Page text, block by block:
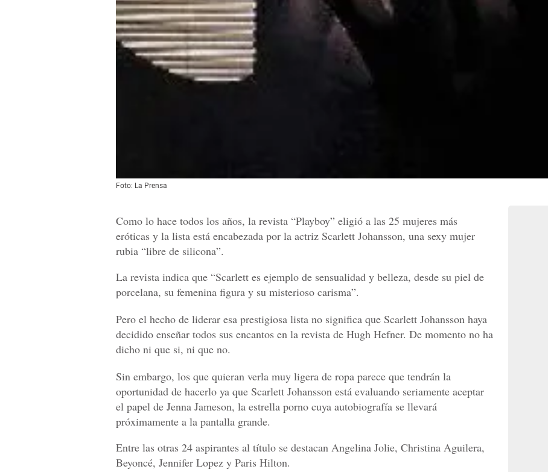
Foto: La Prensa
Como lo hace todos los años, la revista “Playboy” eligió a las 25 mujeres más
eróticas y la lista está encabezada por la actriz Scarlett Johansson, una sexy mujer
rubia “libre de silicona”.
La revista indica que “Scarlett es ejemplo de sensualidad y belleza, desde su piel de
porcelana, su femenina figura y su misterioso carisma”.
Pero el hecho de liderar esa prestigiosa lista no significa que Scarlett Johansson haya
decidido enseñar todos sus encantos en la revista de Hugh Hefner. De momento no ha
dicho ni que si, ni que no.
Sin embargo, los que quieran verla muy ligera de ropa parece que tendrán la
oportunidad de hacerlo ya que Scarlett Johansson está evaluando seriamente aceptar
el papel de Jenna Jameson, la estrella porno cuya autobiografía se llevará
próximamente a la pantalla grande.
Entre las otras 24 aspirantes al título se destacan Angelina Jolie, Christina Aguilera,
Beyoncé, Jennifer Lopez y Paris Hilton.